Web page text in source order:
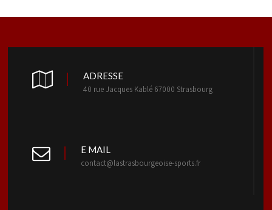
ADRESSE
40 rue Jacques Kablé 67000 Strasbourg
E MAIL
contact@lastrasbourgeoise-sports.fr